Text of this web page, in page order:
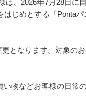
、2026年7月28日に
じめとする「Ponta
となります。対象の
物などお客様の日